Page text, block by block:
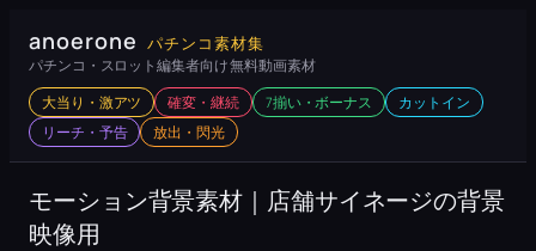
容
ス
キ
プ
anoerone パチンコ素材集
パチンコ・スロット編集者向け 無料動画素材
大当り・激アツ 確変・継続 7揃い・ボーナス
カットイン
リーチ・予告
放出・閃光
モーション背景素材｜店舗サイネージの背景
映像用